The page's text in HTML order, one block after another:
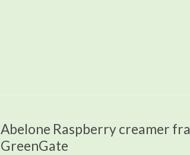
Abelone Raspberry creamer fra
GreenGate